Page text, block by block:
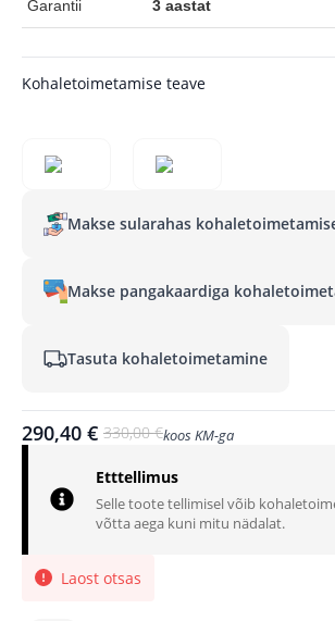
Garantii 3 aastat
Kohaletoimetamise teave
Makse sularahas
Makse pangakaardiga
Tasuta kohaletoimetamine
330,00€
Algne
330,00 €.
290,40 €
Praegune
290,40 €.
koos KM-ga
Etttellimus
Selle toote tellimisel võib
võtta aega kuni mitu nädalat.
Laost otsas